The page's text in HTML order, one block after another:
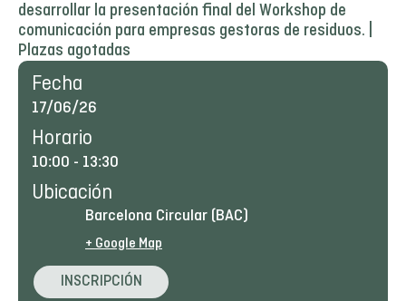
desarrollar la presentación final del Workshop de
comunicación para empresas gestoras de residuos. |
Plazas agotadas
Fecha
17/06/26
Horario
10:00 - 13:30
Ubicación
Barcelona Circular (BAC)
+ Google Map
INSCRIPCIÓN